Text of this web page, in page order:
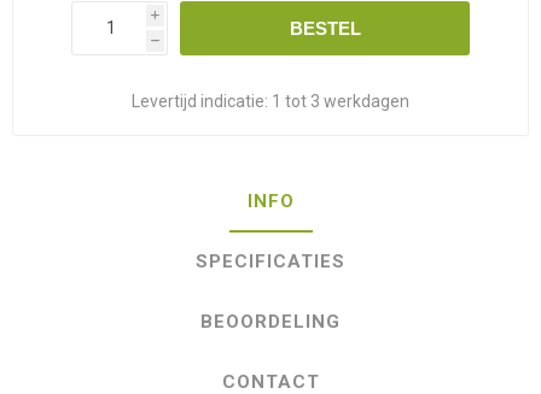
i
h
BESTEL
Levertijd indicatie: 1 tot 3 werkdagen
INFO
SPECIFICATIES
BEOORDELING
CONTACT